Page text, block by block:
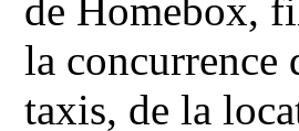
de Homebox,
la concurrence
taxis, de la